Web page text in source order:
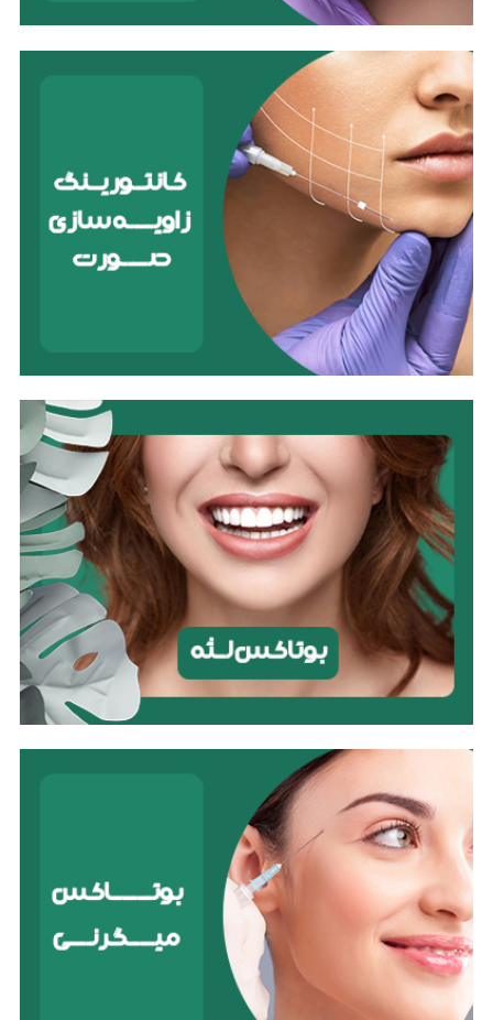
بوتاکس لثه
بوتاکس لثه‌ای، که به عنوان لبخند لثه‌ای نیز شناخته
می‌شود، روشی زیبایی برای اصلاح لبخندی است که در آن
لثه‌ها بیش از حد هنگام لبخند زدن نمایان می‌شوند. این
امر می‌تواند به دلایل مختلفی از جمله عضلات لب قوی،
لب بالایی کوتاه یا نازک بودن لثه رخ دهد.
بوتاکس میگرنی
بوتاکس میگرنی نوعی درمان است که از تزریق سم
بوتولینوم نوع A (بوتاکس) برای کمک به کاهش تعداد و
شدت سردردهای میگرنی استفاده می‌کند. بوتاکس یک
نوروتوکسین است که با مسدود کردن سیگنال‌های عصبی
که باعث درد می‌شوند، عمل می‌کند.
بوتاکس زیر بغل
بوتاکس زیر بغل روشی برای کاهش تعریق بیش از حد
(هایپرهیدروزیس) در زیر بغل است. هایپرهیدروزیس
وضعیتی است که در آن فرد به طور غیرطبیعی عرق
می‌کند، حتی زمانی که گرم نیست یا فعالیت بدنی انجام
نمی‌دهد.